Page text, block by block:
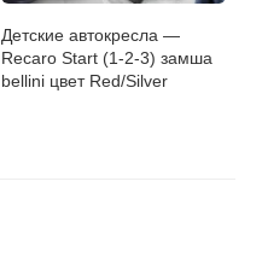
Детские автокресла —
Recaro Start (1-2-3) замша
bellini цвет Red/Silver